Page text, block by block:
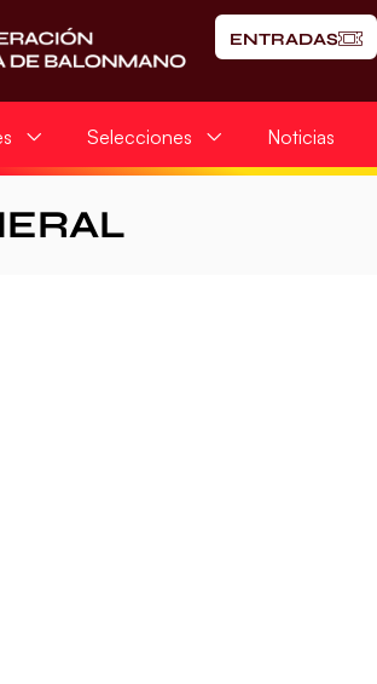
ENTRADAS
Selecciones Noticias